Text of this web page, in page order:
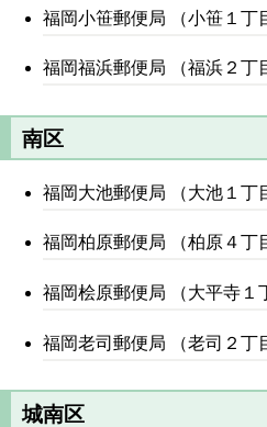
福岡小笹郵便局 （小笹１丁
福岡福浜郵便局 （福浜２丁
南区
福岡大池郵便局 （大池１丁
福岡柏原郵便局 （柏原４丁
福岡桧原郵便局 （大平寺１
福岡老司郵便局 （老司２丁
城南区